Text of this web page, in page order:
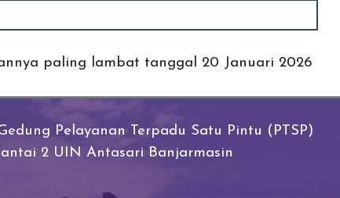
paling lambat tanggal 20 Januari 2026
Pelayanan Terpadu Satu Pintu (PTSP)
lantai 2 UIN Antasari Banjarmasin